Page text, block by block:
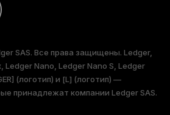
SAS. Все права защищены. Ledger,
Ledger Nano, Ledger Nano S, Ledger
(логотип) и [L] (логотип) —
принадлежат компании Ledger SAS.